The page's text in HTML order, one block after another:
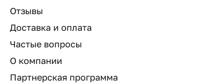
Отзывы
Доставка и оплата
Частые вопросы
О компании
Партнерская программа